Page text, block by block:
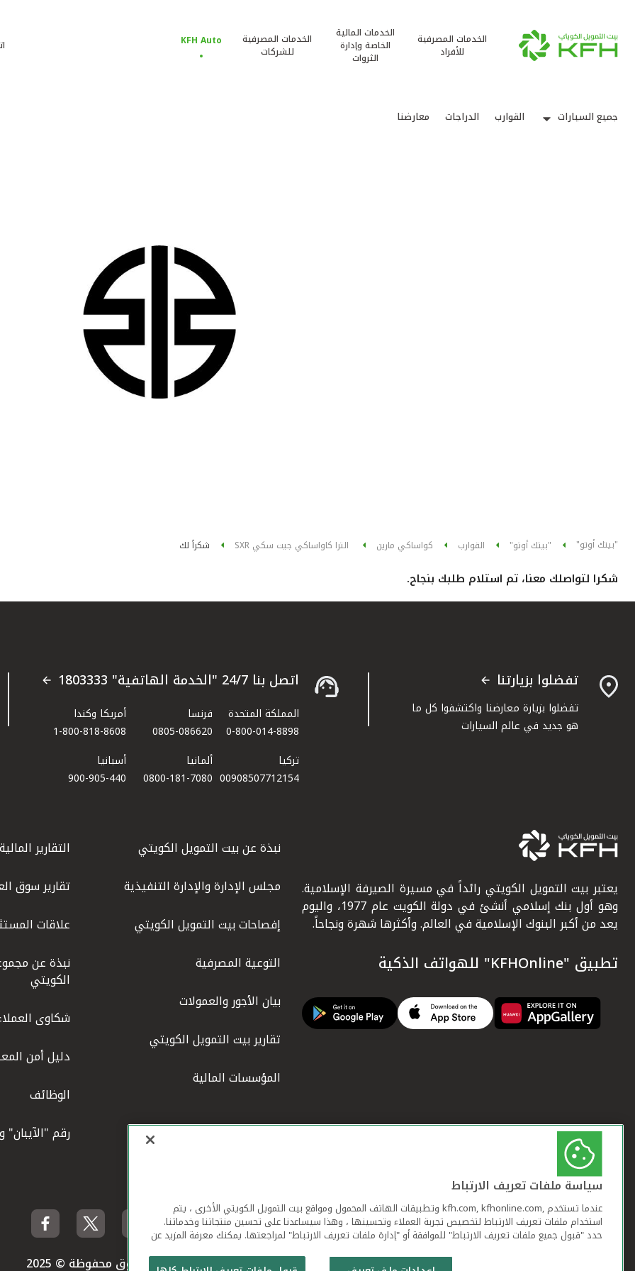
الخدمات المصرفية
للأفراد
الخدمات المالية
الخاصة وإدارة
الثروات
الخدمات المصرفية
للشركات
KFH Auto
جميع السيارات القوارب الدراجات معارضنا
"بيتك أوتو" "بيتك أوتو" القوارب كواساكي مارين الترا كاواساكي جيت سكي SXR شكراً لك
شكرا لتواصلك معنا، تم استلام طلبك بنجاح.
تفضلوا بزيارتنا
تفضلوا بزيارة معارضنا واكتشفوا كل ما
هو جديد في عالم السيارات
اتصل بنا 24/7 "الخدمة الهاتفية" 1803333
المملكة المتحدة
0-800-014-8898
فرنسا
0805-086620
أمريكا وكندا
1-800-818-8608
تركيا
00908507712154​
ألمانيا
0800-181-7080
أسبانيا
900-905-440
يعتبر بيت التمويل الكويتي رائداً في مسيرة الصيرفة الإسلامية.
وهو أول بنك إسلامي أنشئ في دولة الكويت عام 1977، واليوم
يعد من أكبر البنوك الإسلامية في العالم. وأكثرها شهرة ونجاحاً.
تطبيق "KFHOnline" للهواتف الذكية
نبذة عن بيت التمويل الكويتي
مجلس الإدارة والإدارة التنفيذية
إفصاحات بيت التمويل الكويتي
التوعية المصرفية
بيان الأجور والعمولات
تقارير بيت التمويل الكويتي
المؤسسات المالية
التقارير المالية
تقارير سوق
علاقات
نبذة عن
الكويتي
شكاوى
دليل أمن
الوظائف
رقم
بيت التمويل الكويتي جميع الحقوق محفوظة © 2025
سياسة ملفات تعريف الارتباط
عندما تستخدم ,kfh.com, kfhonline.com وتطبيقات الهاتف المحمول ومواقع بيت التمويل الكويتي الأخرى ، يتم
استخدام ملفات تعريف الارتباط لتخصيص تجربة العملاء وتحسينها ، وهذا سيساعدنا على تحسين منتجاتنا وخدماتنا.
حدد "قبول جميع ملفات تعريف الارتباط" للموافقة أو "إدارة ملفات تعريف الارتباط" لمراجعتها. يمكنك معرفة المزيد عن